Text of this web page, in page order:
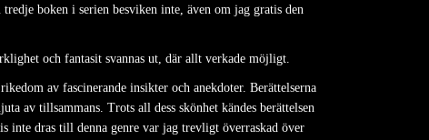
boken i serien besviken inte, även om jag gratis den
och fantasit svannas ut, där allt verkade möjligt.
av fascinerande insikter och anekdoter. Berättelserna
av tillsammans. Trots all dess skönhet kändes berättelsen
inte dras till denna genre var jag trevligt överraskad över